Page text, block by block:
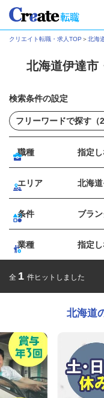
クリエイト転職・求人TOP ＞北海
北海道伊達市
検索条件の設定
職種 指定
エリア 北海
条件 ブラ
業種 指定
全 1 件ヒットしました
北海道